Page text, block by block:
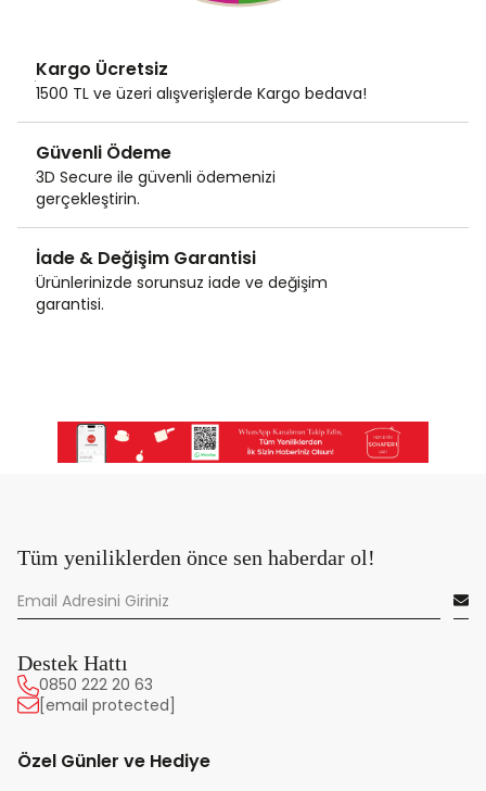
Kargo Ücretsiz
1500 TL ve üzeri alışverişlerde Kargo bedava!
Güvenli Ödeme
3D Secure ile güvenli ödemenizi
gerçekleştirin.
İade & Değişim Garantisi
Ürünlerinizde sorunsuz iade ve değişim
garantisi.
Tüm yeniliklerden önce sen haberdar ol!
Destek Hattı
0850 222 20 63
[email protected]
Özel Günler ve Hediye